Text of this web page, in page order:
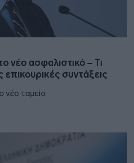
νέο ασφαλιστικό – Τι
επικουρικές συντάξεις
νέο ταμείο